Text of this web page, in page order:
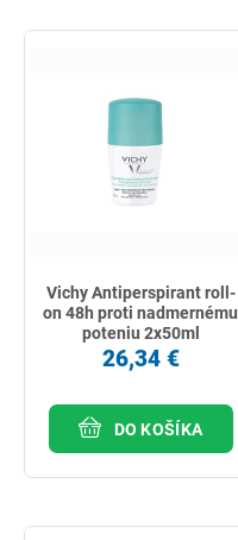
Vichy Antiperspirant roll-
on 48h proti nadmernému
poteniu 2x50ml
26,34 €
DO KOŠÍKA